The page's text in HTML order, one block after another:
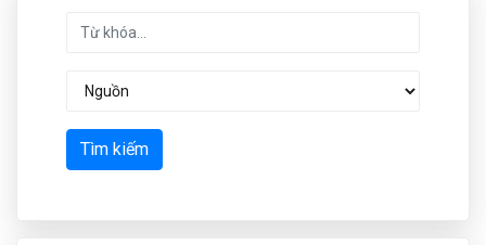
Tìm kiếm